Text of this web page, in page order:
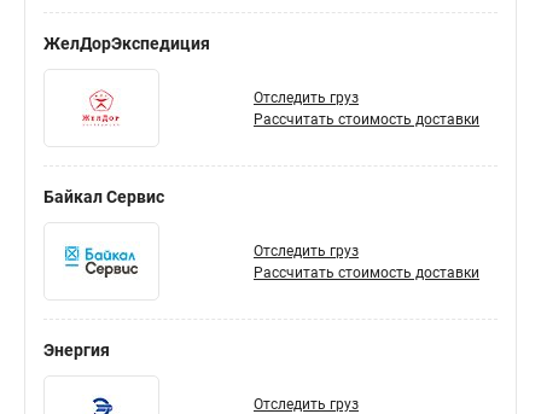
ЖелДорЭкспедиция
Рассчитать стоимость доставки
Отследить груз
Байкал Сервис
Рассчитать стоимость доставки
Отследить груз
Энергия
Отследить груз